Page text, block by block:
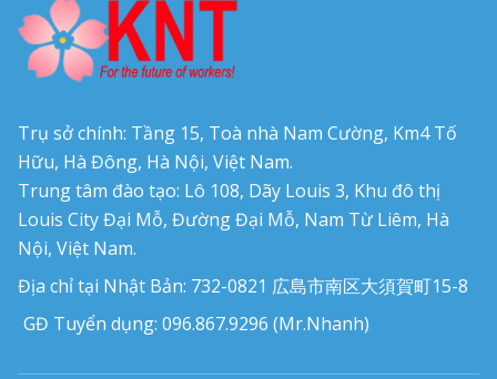
Trụ sở chính: Tầng 15, Toà nhà Nam Cường, Km4 Tố
Hữu, Hà Đông, Hà Nội, Việt Nam.
Trung tâm đào tạo: Lô 108, Dãy Louis 3, Khu đô thị
Louis City Đại Mỗ, Đường Đại Mỗ, Nam Từ Liêm, Hà
Nội, Việt Nam.
Địa chỉ tại Nhật Bản: 732-0821 広島市南区大須賀町15-8
GĐ Tuyển dụng: 096.867.9296 (Mr.Nhanh)